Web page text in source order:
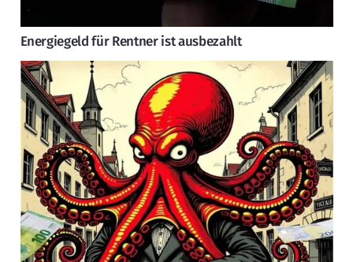
Energiegeld für Rentner ist ausbezahlt